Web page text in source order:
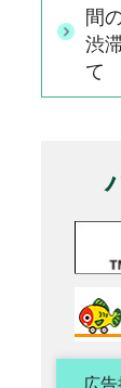
間
渋
て
広